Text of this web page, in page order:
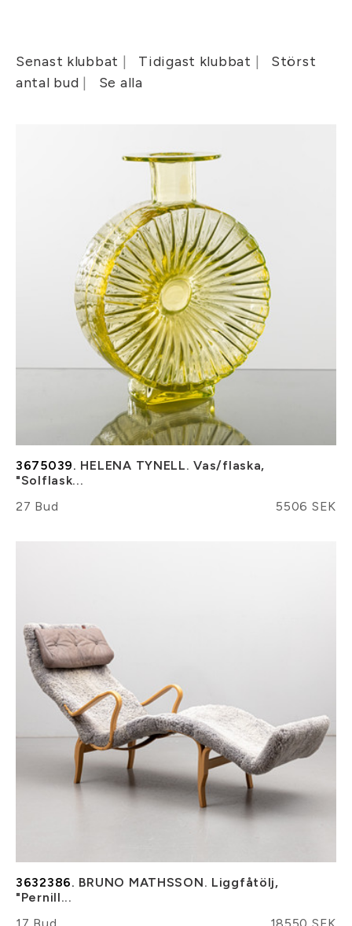
3675039. HELENA TYNELL. Vas/flaska,
"Solflask...
27 Bud
5506 SEK
3632386. BRUNO MATHSSON. Liggfåtölj,
"Pernill...
Senast klubbat Tidigast klubbat
Störst
antal bud
Se alla